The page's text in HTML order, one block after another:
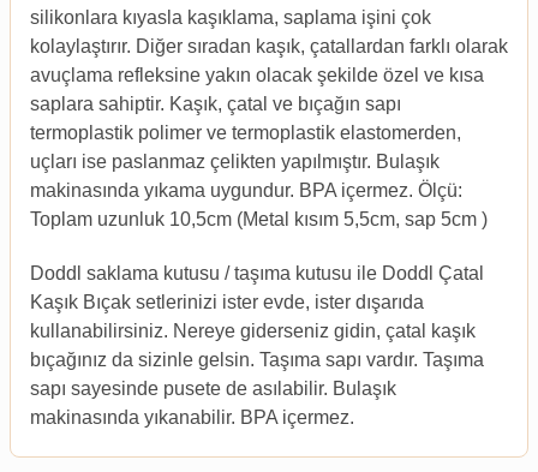
silikonlara kıyasla kaşıklama, saplama işini çok
kolaylaştırır. Diğer sıradan kaşık, çatallardan farklı olarak
avuçlama refleksine yakın olacak şekilde özel ve kısa
saplara sahiptir. Kaşık, çatal ve bıçağın sapı
termoplastik polimer ve termoplastik elastomerden,
uçları ise paslanmaz çelikten yapılmıştır. Bulaşık
makinasında yıkama uygundur. BPA içermez. Ölçü:
Toplam uzunluk 10,5cm (Metal kısım 5,5cm, sap 5cm )
Doddl saklama kutusu / taşıma kutusu ile Doddl Çatal
Kaşık Bıçak setlerinizi ister evde, ister dışarıda
kullanabilirsiniz. Nereye giderseniz gidin, çatal kaşık
bıçağınız da sizinle gelsin. Taşıma sapı vardır. Taşıma
sapı sayesinde pusete de asılabilir. Bulaşık
makinasında yıkanabilir. BPA içermez.